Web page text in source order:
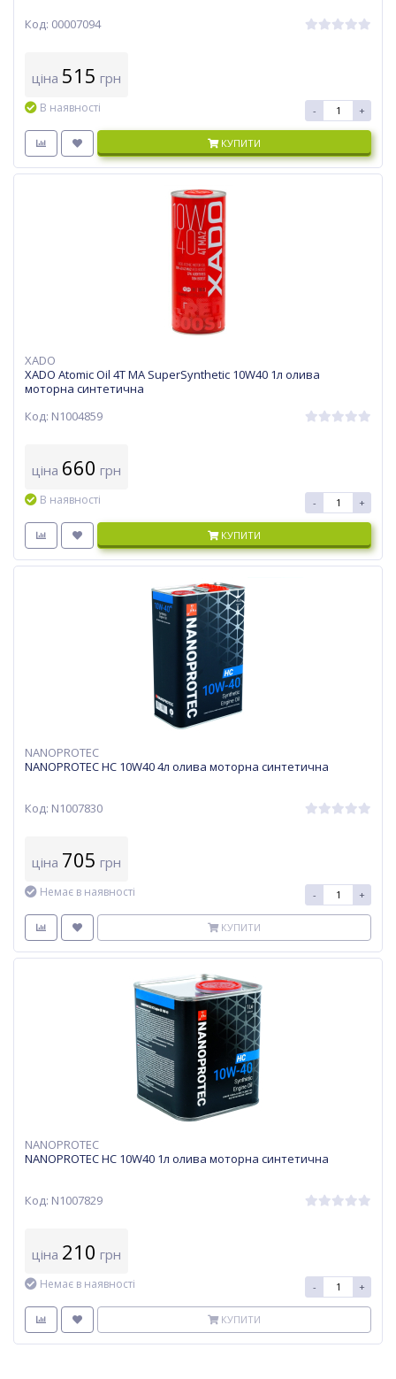
Код: 00007094
ціна 515 грн
В наявності - +
КУПИТИ
XADO
XADO Atomic Oil 4T MA SuperSynthetic 10W40 1л олива
моторна синтетична
Код: N1004859
ціна 660 грн
В наявності - +
КУПИТИ
NANOPROTEC
NANOPROTEC HC 10W40 4л олива моторна синтетична
Код: N1007830
ціна 705 грн
Немає в наявності - +
КУПИТИ
NANOPROTEC
NANOPROTEC HC 10W40 1л олива моторна синтетична
Код: N1007829
ціна 210 грн
Немає в наявності - +
КУПИТИ